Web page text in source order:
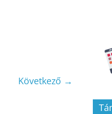
Következő →